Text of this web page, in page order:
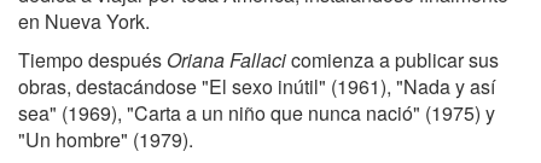
en Nueva York.
Tiempo después Oriana Fallacicomienza a publicar sus
obras, destacándose "El sexo inútil" (1961), "Nada y así
sea" (1969), "Carta a un niño que nunca nació" (1975) y
"Un hombre" (1979).